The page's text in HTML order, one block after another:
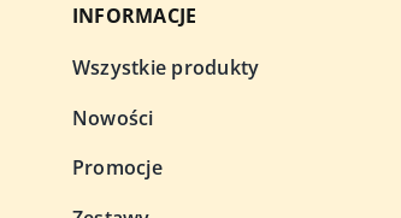
INFORMACJE
Wszystkie produkty
Nowości
Promocje